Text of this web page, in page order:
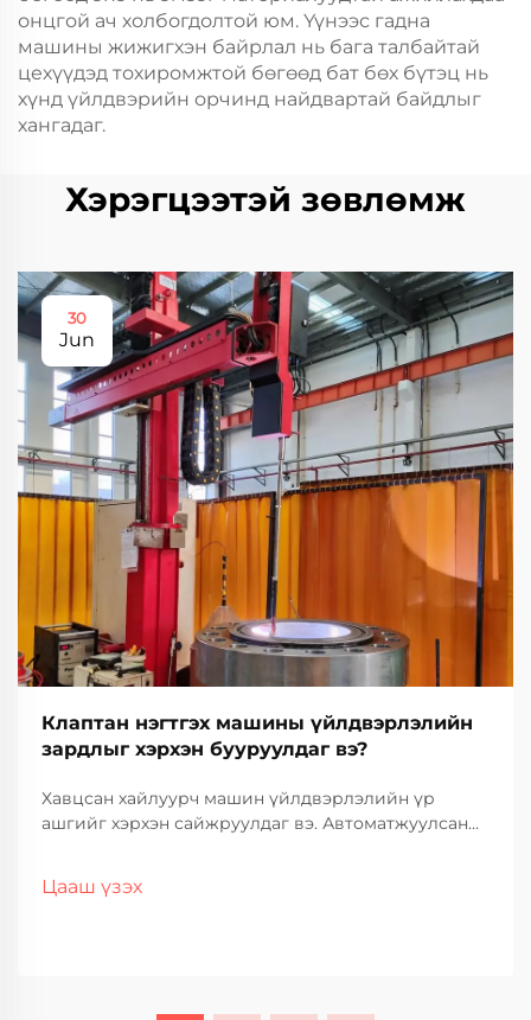
онцгой ач холбогдолтой юм. Үүнээс гадна
машины жижигхэн байрлал нь бага талбайтай
цехүүдэд тохиромжтой бөгөөд бат бөх бүтэц нь
хүнд үйлдвэрийн орчинд найдвартай байдлыг
хангадаг.
Хэрэгцээтэй зөвлөмж
30
Jun
Клаптан нэгтгэх машины үйлдвэрлэлийн
зардлыг хэрхэн бууруулдаг вэ?
Хавцсан хайлуурч машин үйлдвэрлэлийн үр
ашгийг хэрхэн сайжруулдаг вэ. Автоматжуулсан
Цааш үзэх